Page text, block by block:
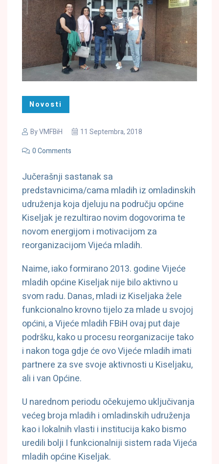
Novosti
ByVMFBiH
11 Septembra, 2018
0 Comments
Jučerašnji sastanak sa
predstavnicima/cama mladih iz omladinskih
udruženja koja djeluju na području općine
Kiseljak je rezultirao novim dogovorima te
novom energijom i motivacijom za
reorganizacijom Vijeća mladih.
Naime, iako formirano 2013. godine Vijeće
mladih općine Kiseljak nije bilo aktivno u
svom radu. Danas, mladi iz Kiseljaka žele
funkcionalno krovno tijelo za mlade u svojoj
općini, a Vijeće mladih FBiH ovaj put daje
podršku, kako u procesu reorganizacije tako
i nakon toga gdje će ovo Vijeće mladih imati
partnere za sve svoje aktivnosti u Kiseljaku,
ali i van Općine.
U narednom periodu očekujemo uključivanja
većeg broja mladih i omladinskih udruženja
kao i lokalnih vlasti i institucija kako bismo
uredili bolji I funkcionalniji sistem rada Vijeća
mladih općine Kiseljak.